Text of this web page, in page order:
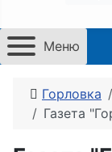
Меню
Горловка
Газета